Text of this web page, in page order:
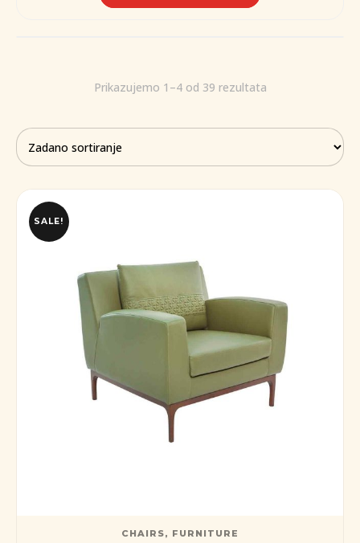
Prikazujemo 1–4 od 39 rezultata
SALE!
CHAIRS, FURNITURE